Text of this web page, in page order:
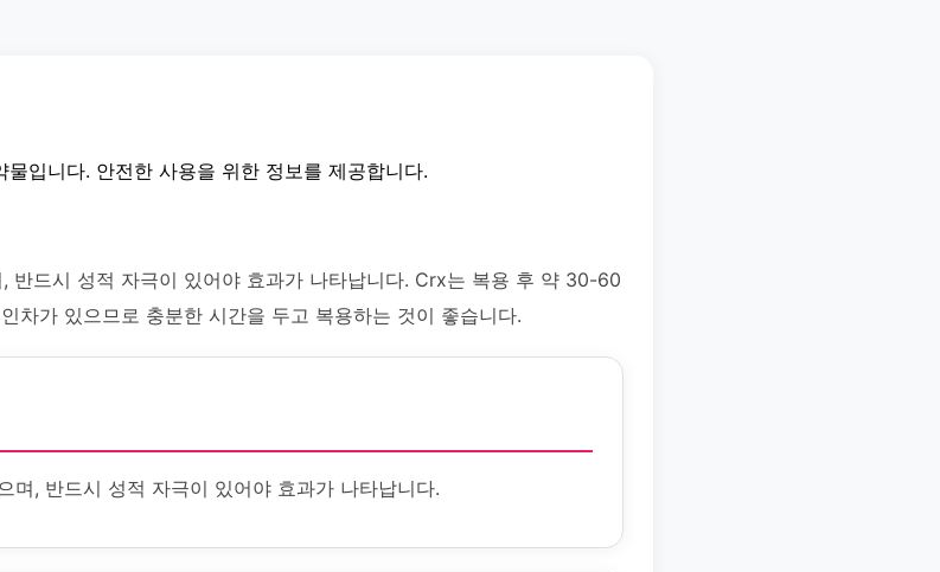
입니다. 안전한 사용을 위한 정보를 제공합니다.
반드시 성적 자극이 있어야 효과가 나타납니다. Crx는 복용 후 약 30-60
차가 있으므로 충분한 시간을 두고 복용하는 것이 좋습니다.
며, 반드시 성적 자극이 있어야 효과가 나타납니다.